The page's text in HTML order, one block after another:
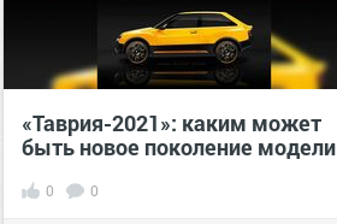
«Таврия-2021»: каким может
быть новое поколение модели
0 0